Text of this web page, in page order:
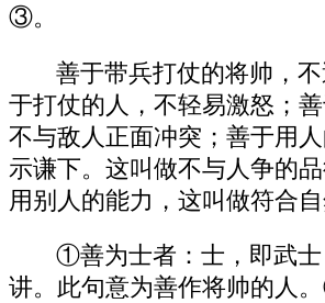
③。
善于带兵打仗的将帅，
于打仗的人，不轻易激怒；善
不与敌人正面冲突；善于用
示谦下。这叫做不与人争的
用别人的能力，这叫做符合自
①善为士者：士，即武
讲。此句意为善作将帅的人